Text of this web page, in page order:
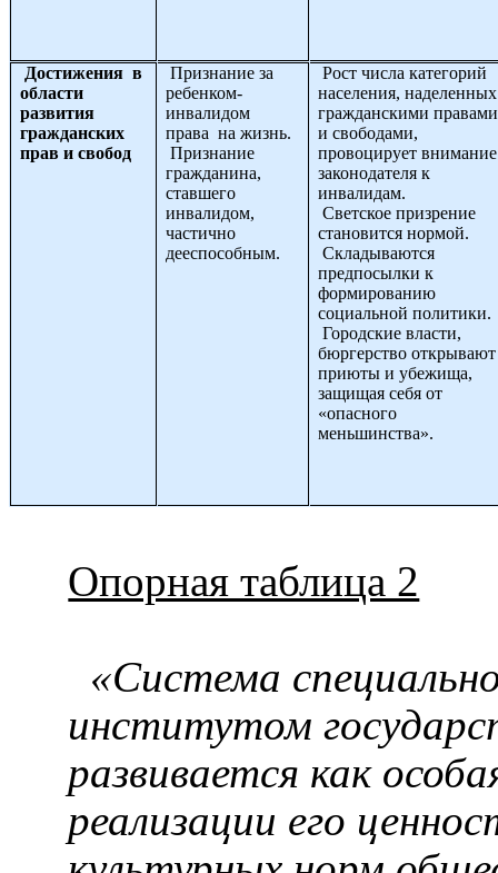
Достижения в
области
развития
гражданских
прав и свобод
Признание за
ребенком-
инвалидом
права на жизнь.
Признание
гражданина,
ставшего
инвалидом,
частично
дееспособным.
Рост числа категорий
населения, наделенных
гражданскими правами
и свободами,
провоцирует внимание
законодателя к
инвалидам.
Светское призрение
становится нормой.
Складываются
предпосылки к
формированию
социальной политики.
Городские власти,
бюргерство открывают
приюты и убежища,
защищая себя от
«опасного
меньшинства».
Опорная таблица 2
«Система
институтом
развивается как
реализации его